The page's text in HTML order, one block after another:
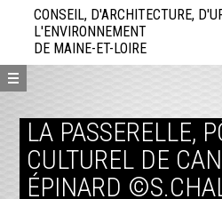
directement
contenu
CONSEIL, D'ARCHITECTURE,
L'ENVIRONNEMENT
DE MAINE-ET-LOIRE
LA PASSERELLE,
CULTUREL DE
ÉPINARD